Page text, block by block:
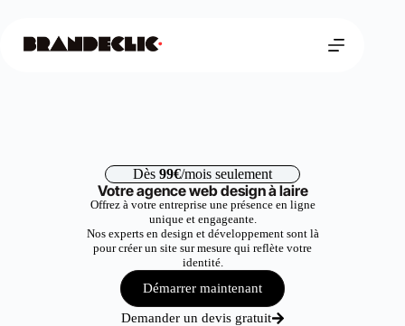
Dès 99€/mois seulement
Votre agence web design à laire
Offrez à votre entreprise une présence en ligne
unique et engageante.
Nos experts en design et développement sont là
pour créer un site sur mesure qui reflète votre
identité.
Démarrer maintenant
Demander un devis gratuit